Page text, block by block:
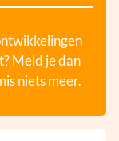
Meld je dan
niets meer.